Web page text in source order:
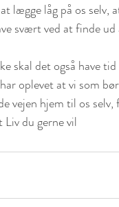
lægge låg på os selv,
svært ved at finde
skal det også have
oplevet at vi som
vejen hjem til os
Liv du gerne vil